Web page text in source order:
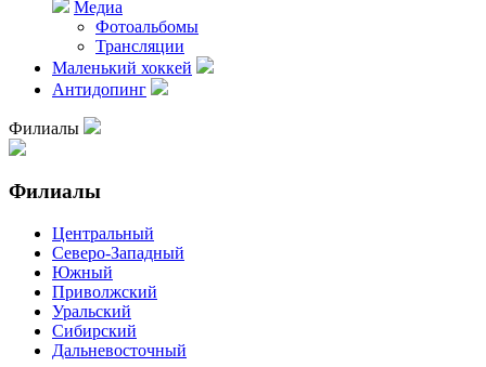
Медиа
Фотоальбомы
Трансляции
Маленький хоккей
Антидопинг
Филиалы
Филиалы
Центральный
Северо-Западный
Южный
Приволжский
Уральский
Сибирский
Дальневосточный